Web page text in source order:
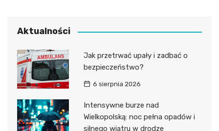
Aktualności
Jak przetrwać upały i zadbać o
bezpieczeństwo?
6 sierpnia 2026
Intensywne burze nad
Wielkopolską: noc pełna opadów i
silnego wiatru w drodze